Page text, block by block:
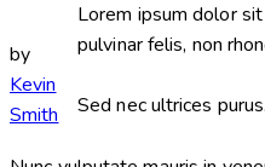
by
Kevin
Smith
Lorem ipsum dolor
pulvinar felis, non
Sed nec ultrices